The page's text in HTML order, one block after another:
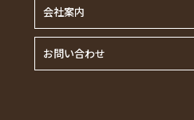
会社案内
お問い合わせ